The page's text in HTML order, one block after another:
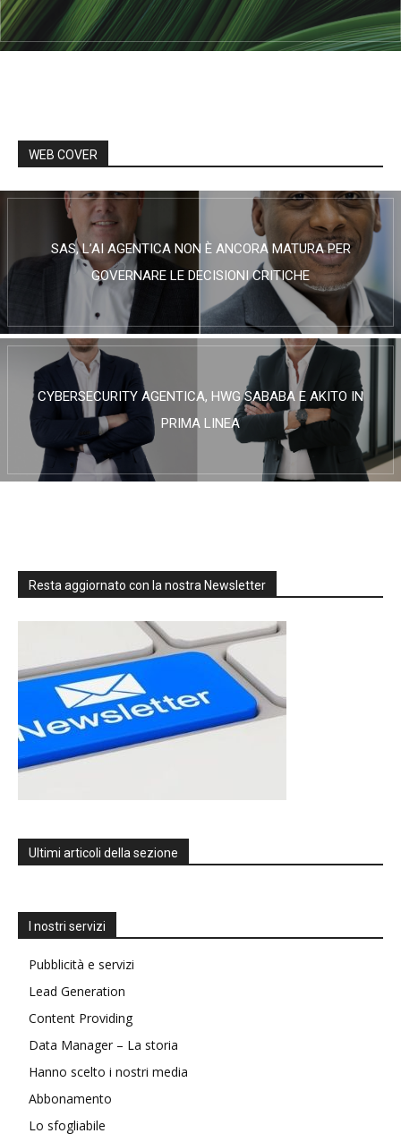
WEB COVER
SAS, L’AI AGENTICA NON È ANCORA MATURA PER
GOVERNARE LE DECISIONI CRITICHE
CYBERSECURITY AGENTICA, HWG SABABA E AKITO IN
PRIMA LINEA
Resta aggiornato con la nostra Newsletter
Ultimi articoli della sezione
I nostri servizi
Pubblicità e servizi
Lead Generation
Content Providing
Data Manager – La storia
Hanno scelto i nostri media
Abbonamento
Lo sfogliabile